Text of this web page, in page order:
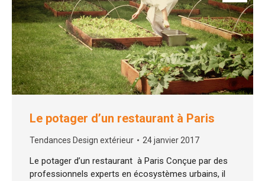
Le potager d’un restaurant à Paris
Tendances Design extérieur 24 janvier 2017
Le potager d’un restaurant à Paris Conçue par des
professionnels experts en écosystèmes urbains, il